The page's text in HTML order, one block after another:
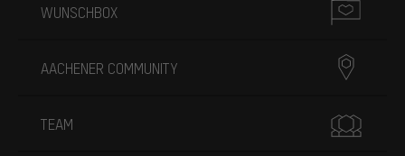
WUNSCHBOX
AACHENER COMMUNITY
TEAM